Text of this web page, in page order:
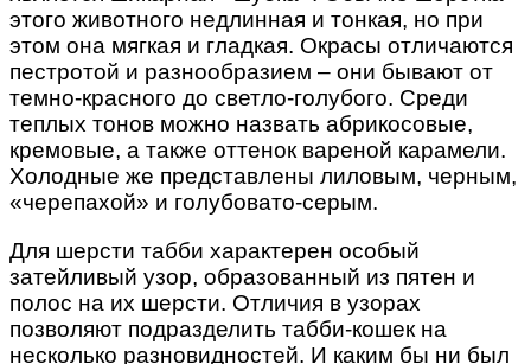
этого животного недлинная и тонкая, но при
этом она мягкая и гладкая. Окрасы отличаются
пестротой и разнообразием – они бывают от
темно-красного до светло-голубого. Среди
теплых тонов можно назвать абрикосовые,
кремовые, а также оттенок вареной карамели.
Холодные же представлены лиловым, черным,
«черепахой» и голубовато-серым.
Для шерсти табби характерен особый
затейливый узор, образованный из пятен и
полос на их шерсти. Отличия в узорах
позволяют подразделить табби-кошек на
несколько разновидностей. И каким бы ни был